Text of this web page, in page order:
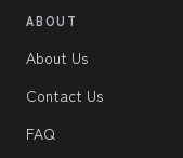
ABOUT
About Us
Contact Us
FAQ